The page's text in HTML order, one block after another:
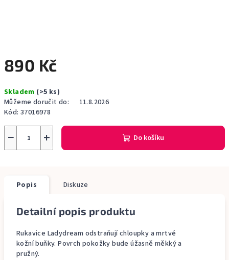
890 Kč
cena:
Skladem (>5 ks)
Můžeme doručit do:
11.8.2026
Kód: 37016978
+
− Do košíku
Popis Diskuze
Detailní popis produktu
Rukavice Ladydream odstraňují chloupky a mrtvé
kožní buňky. Povrch pokožky bude úžasně měkký a
pružný.